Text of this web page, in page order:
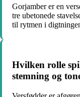
Gorjamber er en
tre ubetonede
til rytmen i
Hvilken rolle
stemning og